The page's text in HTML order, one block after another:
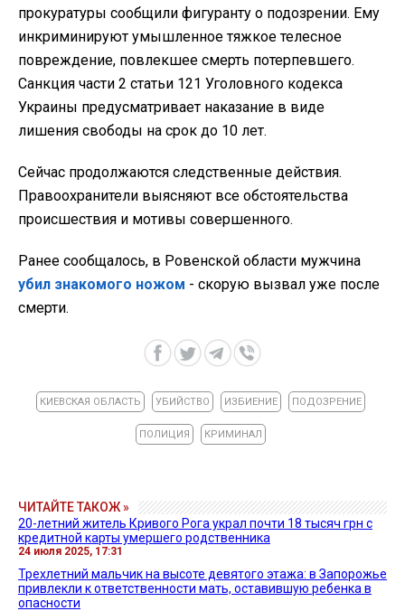
прокуратуры сообщили фигуранту о подозрении. Ему
инкриминируют умышленное тяжкое телесное
повреждение, повлекшее смерть потерпевшего.
Санкция части 2 статьи 121 Уголовного кодекса
Украины предусматривает наказание в виде
лишения свободы на срок до 10 лет.
Сейчас продолжаются следственные действия.
Правоохранители выясняют все обстоятельства
происшествия и мотивы совершенного.
Ранее сообщалось, в Ровенской области мужчина
убил знакомого ножом - скорую вызвал уже после
смерти.
КИЕВСКАЯ ОБЛАСТЬ УБИЙСТВО ИЗБИЕНИЕ ПОДОЗРЕНИЕ
ПОЛИЦИЯ КРИМИНАЛ
ЧИТАЙТЕ ТАКОЖ »
20-летний житель Кривого Рога украл почти 18 тысяч грн с
кредитной карты умершего родственника
24 июля 2025, 17:31
Трехлетний мальчик на высоте девятого этажа: в Запорожье
привлекли к ответственности мать, оставившую ребенка в
опасности